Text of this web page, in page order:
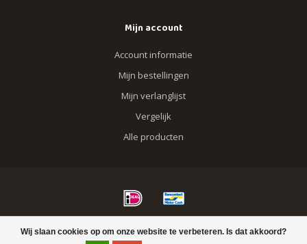
Wij slaan cookies op om onze website te verbeteren. Is dat akkoord?
Mijn account
Account informatie
Mijn bestellingen
Mijn verlanglijst
Vergelijk
Alle producten
© Copyright 2026 Blik op Hout